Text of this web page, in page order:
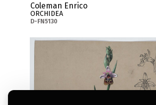
Coleman Enrico
ORCHIDEA
D-FN5130